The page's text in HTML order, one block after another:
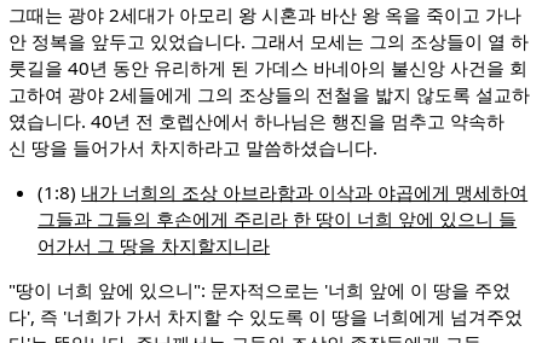
그때는 광야 2세대가 아모리 왕 시혼과 바산 왕 옥을 죽이고 가나
안 정복을 앞두고 있었습니다. 그래서 모세는 그의 조상들이 열 하
룻길을 40년 동안 유리하게 된 가데스 바네아의 불신앙 사건을 회
고하여 광야 2세들에게 그의 조상들의 전철을 밟지 않도록 설교하
였습니다. 40년 전 호렙산에서 하나님은 행진을 멈추고 약속하
신 땅을 들어가서 차지하라고 말씀하셨습니다.
(1:8) 내가 너희의 조상 아브라함과 이삭과 야곱에게 맹세하여
그들과 그들의 후손에게 주리라 한 땅이 너희 앞에 있으니 들
어가서 그 땅을 차지할지니라
"땅이 너희 앞에 있으니": 문자적으로는 '너희 앞에 이 땅을 주었
다', 즉 '너희가 가서 차지할 수 있도록 이 땅을 너희에게 넘겨주었